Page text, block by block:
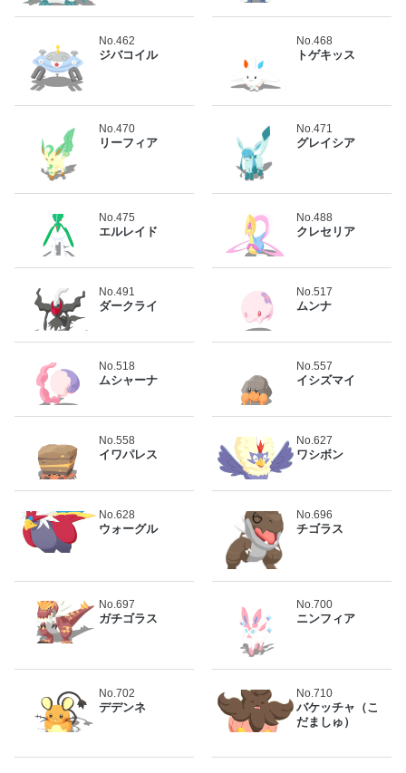
No.462
ジバコイル
No.468
トゲキッス
No.470
リーフィア
No.471
グレイシア
No.475
エルレイド
No.488
クレセリア
No.491
ダークライ
No.517
ムンナ
No.518
ムシャーナ
No.557
イシズマイ
No.558
イワパレス
No.627
ワシボン
No.628
ウォーグル
No.696
チゴラス
No.697
ガチゴラス
No.700
ニンフィア
No.702
デデンネ
No.710
バケッチャ（こ
だましゅ）